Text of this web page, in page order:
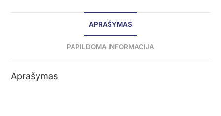
APRAŠYMAS
PAPILDOMA INFORMACIJA
Aprašymas